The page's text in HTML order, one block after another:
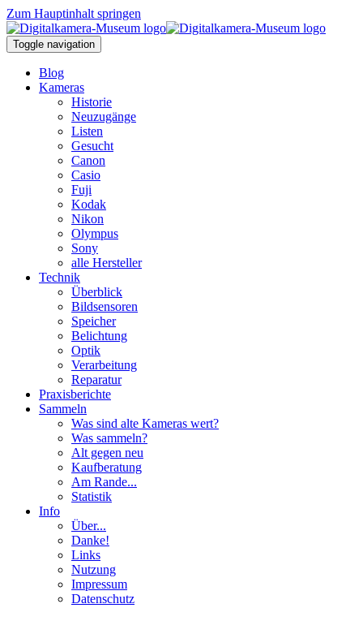
Zum Hauptinhalt springen
Toggle navigation
Blog
Kameras
Historie
Neuzugänge
Listen
Gesucht
Canon
Casio
Fuji
Kodak
Nikon
Olympus
Sony
alle Hersteller
Technik
Überblick
Bildsensoren
Speicher
Belichtung
Optik
Verarbeitung
Reparatur
Praxisberichte
Sammeln
Was sind alte Kameras wert?
Was sammeln?
Alt gegen neu
Kaufberatung
Am Rande...
Statistik
Info
Über...
Danke!
Links
Nutzung
Impressum
Datenschutz